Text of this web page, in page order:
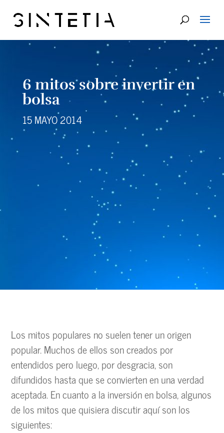
6 mitos sobre invertir en
bolsa
15 MAYO 2014
Los mitos populares no suelen tener un origen
popular. Muchos de ellos son creados por
entendidos pero luego, por desgracia, son
difundidos hasta que se convierten en una verdad
aceptada. En cuanto a la inversión en bolsa, algunos
de los mitos que quisiera discutir aquí son los
siguientes: